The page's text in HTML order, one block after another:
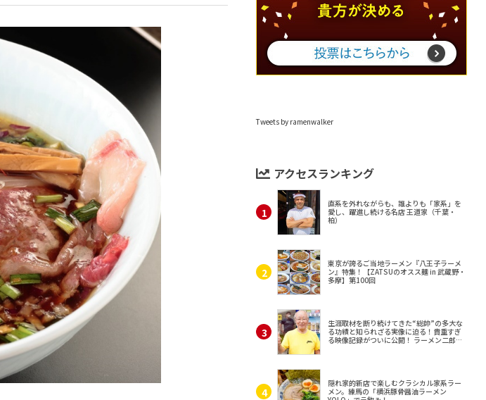
Tweets by ramenwalker
アクセスランキング
直系を外れながらも、誰よりも「家系」を
愛し、躍進し続ける名店 王道家（千葉・
柏）
東京が誇るご当地ラーメン『八王子ラーメ
ン』特集！【ZATSUのオスス麺 in 武蔵野・
多摩】第100回
生涯取材を断り続けてきた“総帥”の多大な
る功績と知られざる実像に迫る！貴重すぎ
る映像記録がついに公開！ ラーメン二郎
隠れ家的新店で楽しむクラシカル家系ラー
メン。練馬の「横浜豚骨醤油ラーメン